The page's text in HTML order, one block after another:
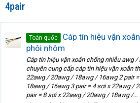
4pair
Toàn quốc
Cáp tín hiệu vặn
phôi nhôm
Cáp tín hiệu vặn xoắn chống nhiễu awg /
chuyên cung cấp cáp tín hiệu vặn xoắn
22awg / 20awg / 18awg / 16awg 2 pair
18awg / 16awg 3 pair = 4 sợi x 22awg /
pair = 8 sợi x 22awg / 20awg / 18awg /...